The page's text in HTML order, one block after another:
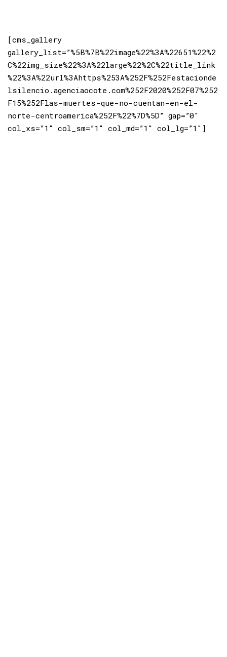
[cms_gallery
gallery_list=”%5B%7B%22image%22%3A%22651%22%2
C%22img_size%22%3A%22large%22%2C%22title_link
%22%3A%22url%3Ahttps%253A%252F%252Festacionde
lsilencio.agenciaocote.com%252F2020%252F07%252
F15%252Flas-muertes-que-no-cuentan-en-el-
norte-centroamerica%252F%22%7D%5D” gap=”0″
col_xs=”1″ col_sm=”1″ col_md=”1″ col_lg=”1″]